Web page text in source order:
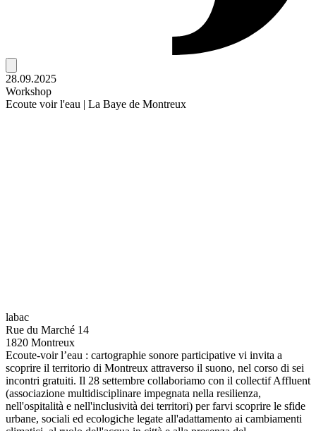
28.09.2025
Workshop
Ecoute voir l'eau | La Baye de Montreux
labac
Rue du Marché 14
1820 Montreux
Ecoute-voir l’eau : cartographie sonore participative vi invita a
scoprire il territorio di Montreux attraverso il suono, nel corso di sei
incontri gratuiti. Il 28 settembre collaboriamo con il collectif Affluent
(associazione multidisciplinare impegnata nella resilienza,
nell'ospitalità e nell'inclusività dei territori) per farvi scoprire le sfide
urbane, sociali ed ecologiche legate all'adattamento ai cambiamenti